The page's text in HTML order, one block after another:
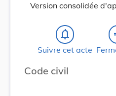
Version consolidée
notifications_none
Suivre cet acte
Code civil